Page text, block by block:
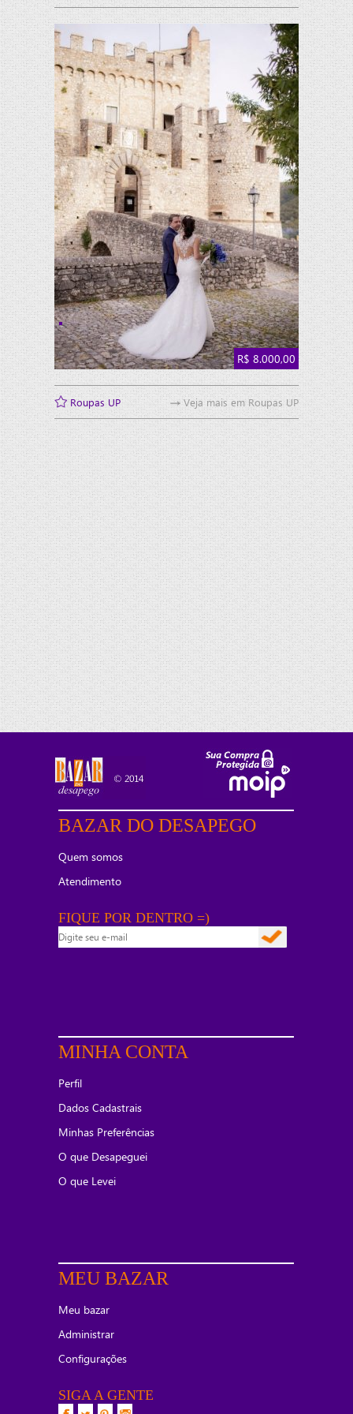
brinco folheado a ouro rommanel argola lisa com
detalhe vazado no centro e uma fileira cravejada
por 20 zircônios (par). med 1,5 cm diâmetro
>>>>>pedidos feitos até as 12:00 hrs horário
oficial...
Mario Marcio
Apegar 0
Roupas UP
vendo vestido de noiva comprado na suíça e
usado em casamento num castelo na itália. vestido
em renda, com cauda. anágua com bambolê na
barra, impedindo que pise no vestido e
facilitando...
Mariana
R$ 8.000,00
Roupas UP Veja mais em Roupas UP
BAZAR DO DESAPEGO
Quem somos
Atendimento
FIQUE POR DENTRO =)
MINHA CONTA
Perfil
Dados Cadastrais
Minhas Preferências
O que Desapeguei
O que Levei
MEU BAZAR
Meu bazar
Administrar
Configurações
SIGA A GENTE